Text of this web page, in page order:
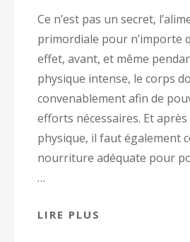
Ce n’est pas un secret,
primordiale pour n’importe
effet, avant, et même
physique intense, le corps
convenablement afin de
efforts nécessaires. Et après
physique, il faut également
nourriture adéquate pour
…
LIRE PLUS